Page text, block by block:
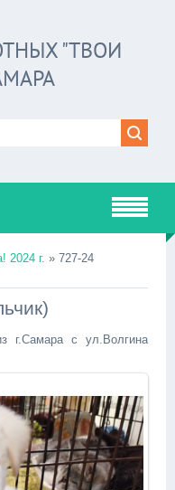
"ТВОИ
2024 г. » 727-24
г.Самара с ул.Волгина